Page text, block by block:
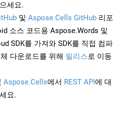
세요.
및 Aspose.Cells GitHub 리포
소스 코드용 Aspose.Words 및
SDK를 가져와 SDK를 직접 컴파
다운로드를 위해 릴리스로 이동
Aspose.Cells에서 REST API에 대
요.